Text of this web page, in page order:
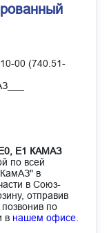
00 (740.51-
Е1 КАМАЗ
по всей
в
в Союз-
отправив
позвонив по
в нашем офисе